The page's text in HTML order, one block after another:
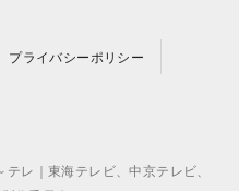
プライバシーポリシー
レ｜東海テレビ、中京テレビ、